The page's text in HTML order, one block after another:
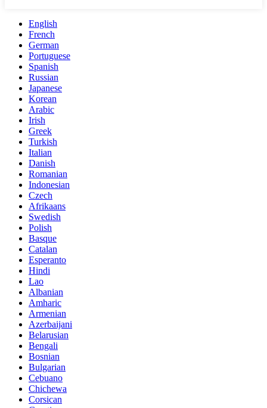
English
French
German
Portuguese
Spanish
Russian
Japanese
Korean
Arabic
Irish
Greek
Turkish
Italian
Danish
Romanian
Indonesian
Czech
Afrikaans
Swedish
Polish
Basque
Catalan
Esperanto
Hindi
Lao
Albanian
Amharic
Armenian
Azerbaijani
Belarusian
Bengali
Bosnian
Bulgarian
Cebuano
Chichewa
Corsican